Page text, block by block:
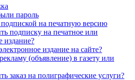
пароль
на печатную версию
подписку на печатное или
издание?
издание на сайте?
(объявление) в газету или
заказ на полиграфические уcлуги?